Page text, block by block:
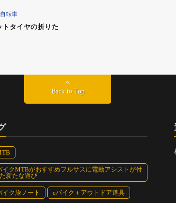
転車
トタイヤの折りた
Back to Top
イクMTBがおすすめフルサスに電動アシストが付
新たな遊び
イク旅ノート eバイク＋アウトドア道具